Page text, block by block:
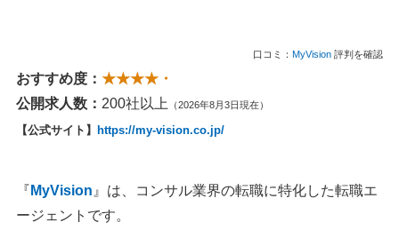
口コミ： MyVision 評判を確認
おすすめ度： ★★★★・
公開求人数： 200社以上 （2026年8月3日現在）
【公式サイト】 https://my-vision.co.jp/
『 MyVision 』は、コンサル業界の転職に特化した転職エ
ージェントです。